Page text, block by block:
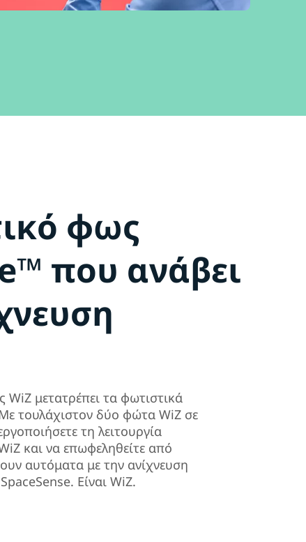
φως
που ανάβει
WiZ μετατρέπει τα φωτιστικά
τουλάχιστον δύο φώτα WiZ σε
τη λειτουργία
και να επωφεληθείτε από
αυτόματα με την ανίχνευση
Είναι WiZ.